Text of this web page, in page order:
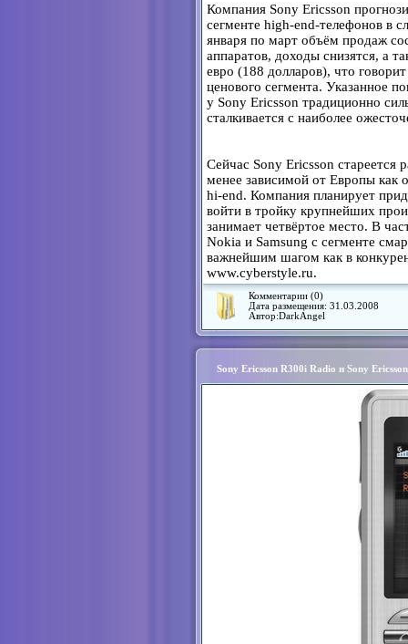
Компания Sony Ericsson
сегменте high-end-телефонов в
января по март объём продаж
аппаратов, доходы снизятся, а
евро (188 долларов), что
ценового сегмента. Указанное
у Sony Ericsson традиционно
сталкивается с наиболее
Сейчас Sony Ericsson стареется
менее зависимой от Европы как
hi-end. Компания планирует
войти в тройку крупнейших
занимает четвёртое место. В
Nokia и Samsung с сегменте
важнейшим шагом как в
www.cyberstyle.ru.
Комментарии (0)
Дата размещения: 31.03.2008
Автор:DarkAngel
Sony Ericsson R300i Radio и Sony